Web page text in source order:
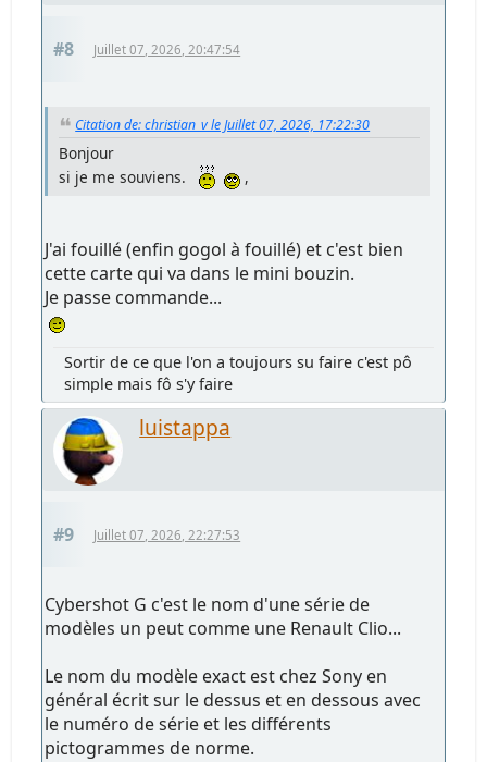
#8 Juillet 07, 2026, 20:47:54
Citation de: christian_v le Juillet 07, 2026, 17:22:30
Bonjour
si je me souviens.
,
J'ai fouillé (enfin gogol à fouillé) et c'est bien
cette carte qui va dans le mini bouzin.
Je passe commande...
Sortir de ce que l'on a toujours su faire c'est pô
simple mais fô s'y faire
luistappa
#9 Juillet 07, 2026, 22:27:53
Cybershot G c'est le nom d'une série de
modèles un peut comme une Renault Clio...
Le nom du modèle exact est chez Sony en
général écrit sur le dessus et en dessous avec
le numéro de série et les différents
pictogrammes de norme.